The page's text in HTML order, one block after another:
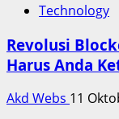
Technology
Revolusi
Harus Anda
Akd Webs 11